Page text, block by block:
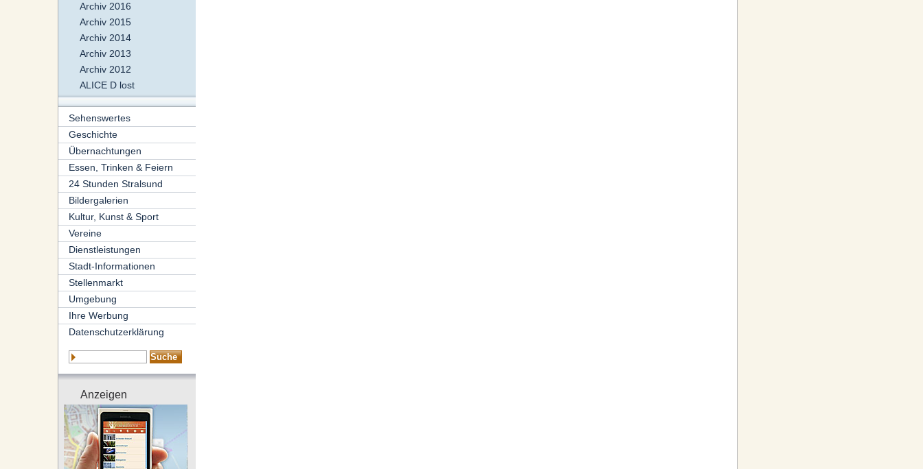
Archiv 2016
Archiv 2015
Archiv 2014
Archiv 2013
Archiv 2012
ALICE D lost
Sehenswertes
Geschichte
Übernachtungen
Essen, Trinken & Feiern
24 Stunden Stralsund
Bildergalerien
Kultur, Kunst & Sport
Vereine
Dienstleistungen
Stadt-Informationen
Stellenmarkt
Umgebung
Ihre Werbung
Datenschutzerklärung
Anzeigen